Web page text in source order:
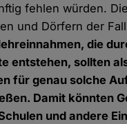
fehlen würden.
und Dörfern der
die
entstehen, sollten
für genau solche
Damit könnten
und andere